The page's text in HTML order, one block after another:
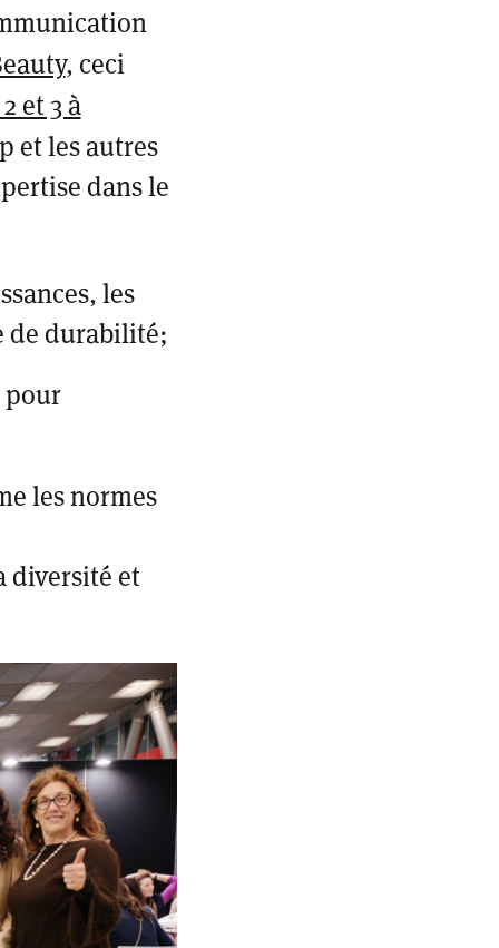
, ceci
et 3 à
et les autres
dans le
les
de durabilité;
pour
les normes
diversité et